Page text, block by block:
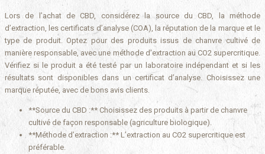
Lors de l’achat de CBD, considérez la source du CBD, la méthode
d’extraction, les certificats d’analyse (COA), la réputation de la marque et le
type de produit. Optez pour des produits issus de chanvre cultivé de
manière responsable, avec une méthode d’extraction au CO2 supercritique.
Vérifiez si le produit a été testé par un laboratoire indépendant et si les
résultats sont disponibles dans un certificat d’analyse. Choisissez une
marque réputée, avec de bons avis clients.
**Source du CBD :** Choisissez des produits à partir de chanvre
cultivé de façon responsable (agriculture biologique).
**Méthode d’extraction :** L’extraction au CO2 supercritique est
préférable.